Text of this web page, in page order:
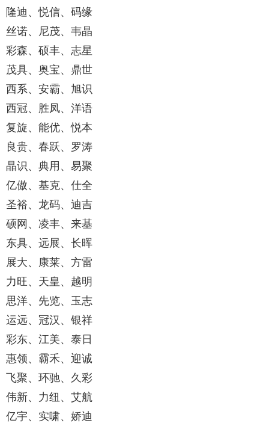
隆迪、悦信、码缘
丝诺、尼茂、韦晶
彩森、硕丰、志星
茂具、奥宝、鼎世
西系、安霸、旭识
西冠、胜凤、洋语
复旋、能优、悦本
良贵、春跃、罗涛
晶识、典用、易聚
亿傲、基克、仕全
圣裕、龙码、迪吉
硕网、凌丰、来基
东具、远展、长晖
展大、康莱、方雷
力旺、天皇、越明
思洋、先览、玉志
运远、冠汉、银祥
彩东、江美、泰日
惠领、霸禾、迎诚
飞聚、环驰、久彩
伟新、力纽、艾航
亿宇、实啸、娇迪